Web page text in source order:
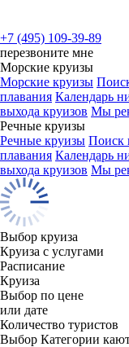
+7 (495) 109-39-89
перезвоните мне
Морские круизы
Морские круизы
плавания Календарь
выхода круизов Мы
Речные круизы
Речные круизы Поиск
плавания Календарь
выхода круизов Мы
Выбор круиза
Круиза с услугами
Расписание
Круиза
Выбор по цене
или дате
Количество туристов
Выбор Категории